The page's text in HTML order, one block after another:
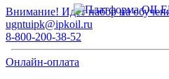
Внимание! Идет набор на
ugntuipk@ipkoil.ru
8-800-200-38-52
Онлайн-оплата